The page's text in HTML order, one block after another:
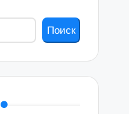
Поиск